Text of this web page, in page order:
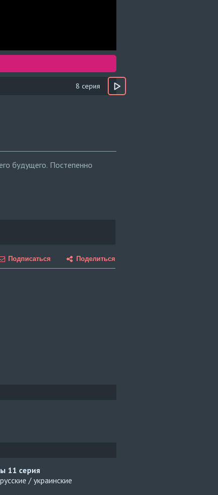
8 серия
будущего. Постепенно
Подписаться Поделиться
11 серия
/ украинские